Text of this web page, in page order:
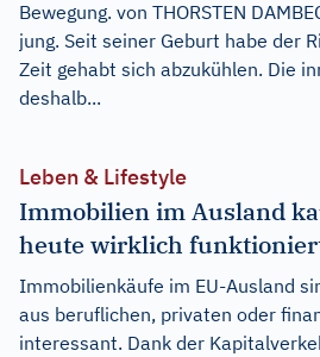
Bewegung. von THORSTEN
jung. Seit seiner Geburt habe der
Zeit gehabt sich abzukühlen. Die
deshalb...
Leben & Lifestyle
Immobilien im Ausland
heute wirklich
Immobilienkäufe im EU-Ausland
aus beruflichen, privaten oder
interessant. Dank der